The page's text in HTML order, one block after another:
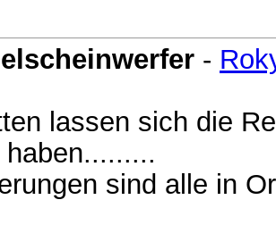
-
lassen sich die
sind alle in